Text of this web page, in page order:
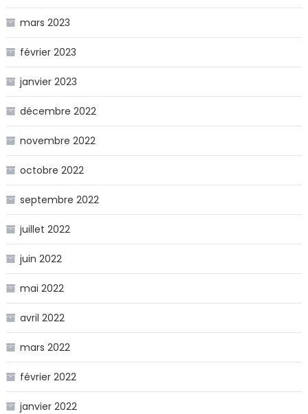
mars 2023
février 2023
janvier 2023
décembre 2022
novembre 2022
octobre 2022
septembre 2022
juillet 2022
juin 2022
mai 2022
avril 2022
mars 2022
février 2022
janvier 2022